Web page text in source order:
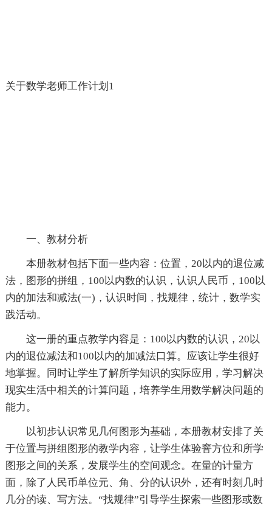
关于数学老师工作计划1
一、教材分析
本册教材包括下面一些内容：位置，20以内的退位减
法，图形的拼组，100以内数的认识，认识人民币，100以
内的加法和减法(一)，认识时间，找规律，统计，数学实
践活动。
这一册的重点教学内容是：100以内数的认识，20以
内的退位减法和100以内的加减法口算。应该让学生很好
地掌握。同时让学生了解所学知识的实际应用，学习解决
现实生活中相关的计算问题，培养学生用数学解决问题的
能力。
以初步认识常见几何图形为基础，本册教材安排了关
于位置与拼组图形的教学内容，让学生体验窨方位和所学
图形之间的关系，发展学生的空间观念。在量的计量方
面，除了人民币单位元、角、分的认识外，还有时刻几时
几分的读、写方法。“找规律”引导学生探索一些图形或数